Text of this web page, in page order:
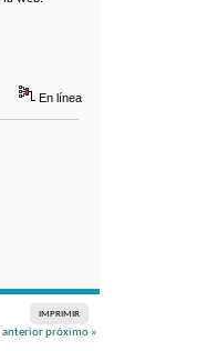
En línea
IMPRIMIR
anterior próximo »